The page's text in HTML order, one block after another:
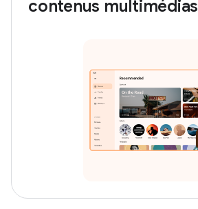
contenus multimédias